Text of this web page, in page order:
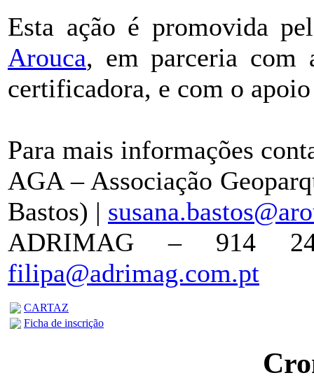
Esta ação é promovida
Arouca, em parceria
certificadora, e com o
Para mais informações
AGA – Associação
Bastos) |
ADRIMAG – 914
filipa@adrimag.com.pt
CARTAZ
Ficha de inscrição